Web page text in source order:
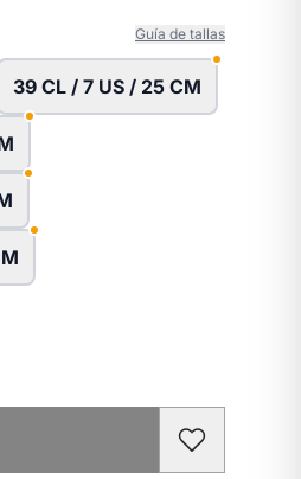
Guía de tallas
39 CL / 7 US / 25 CM